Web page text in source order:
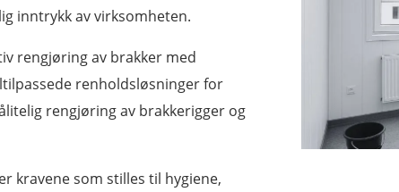
inntrykk av virksomheten.
rengjøring av brakker med
renholdsløsninger for
rengjøring av brakkerigger og
kravene som stilles til hygiene,